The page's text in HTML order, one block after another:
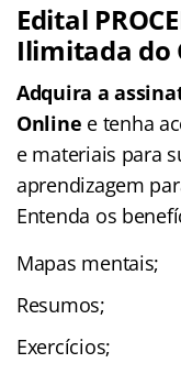
Edital
Ilimitada do
Adquira a
Online e tenha
e materiais para
aprendizagem
Entenda os
Mapas mentais;
Resumos;
Exercícios;